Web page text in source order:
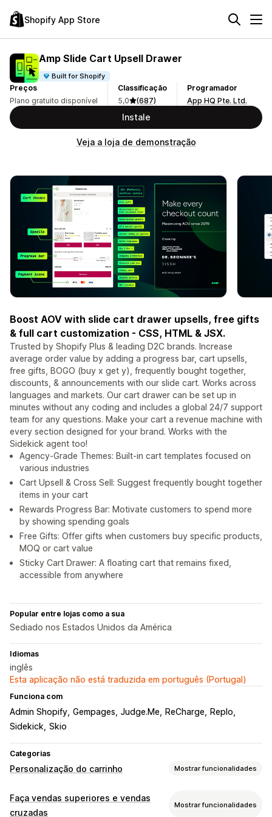
Shopify App Store
Amp Slide Cart Upsell Drawer
Built for Shopify
Preços
Plano gratuito disponível
Classificação
5,0
(687)
Programador
App HQ Pte. Ltd.
Instale
Veja a loja de demonstração
Boost AOV with slide cart drawer upsells, free gifts
& full cart customization - CSS, HTML & JSX.
Trusted by Shopify Plus & leading D2C brands. Increase
average order value by adding a progress bar, cart upsells,
free gifts, BOGO (buy x get y), frequently bought together,
discounts, & announcements with our slide cart. Works across
languages and markets. Our cart drawer can be set up in
minutes without any coding and includes a global 24/7 support
team for any questions. Make your cart a revenue machine with
every section designed for your brand. Works with the
Sidekick agent too!
Agency-Grade Themes: Built-in cart templates focused on
various industries
Cart Upsell & Cross Sell: Suggest frequently bought together
items in your cart
Rewards Progress Bar: Motivate customers to spend more
by showing spending goals
Free Gifts: Offer gifts when customers buy specific products,
MOQ or cart value
Sticky Cart Drawer: A floating cart that remains fixed,
accessible from anywhere
Popular entre lojas como a sua
Sediado nos Estados Unidos da América
Idiomas
inglês
Esta aplicação não está traduzida em português (Portugal)
Funciona com
Admin Shopify Gempages Judge.Me ReCharge
Replo
Sidekick Skio
Categorias
Personalização do carrinho Mostrar funcionalidades
Apresentação do carrinho
Anúncios
Faça vendas superiores e vendas
cruzadas
Mostrar funcionalidades